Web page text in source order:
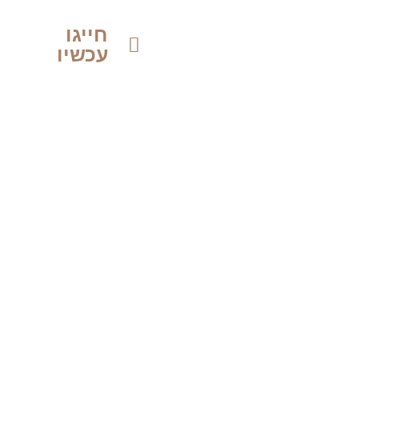
חייגו
עכשיו